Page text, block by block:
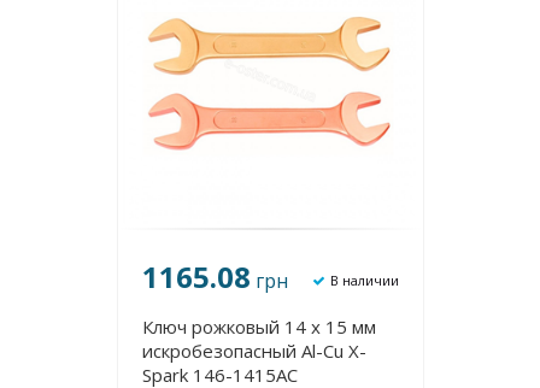
1165.08 грн В наличии
Ключ рожковый 14 х 15 мм
искробезопасный Al-Cu X-
Spark 146-1415AC